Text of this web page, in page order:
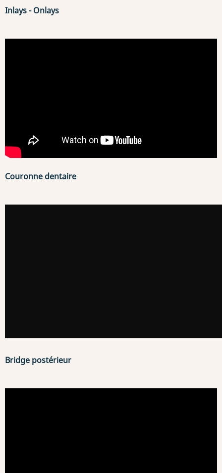
Inlays - Onlays
Couronne dentaire
Bridge postérieur